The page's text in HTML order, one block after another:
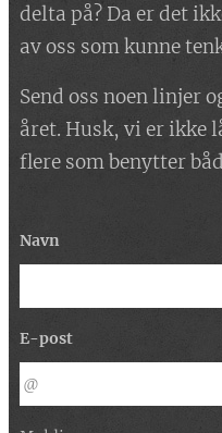
delta på? Da er det
av oss som kunne
Send oss noen linjer
året. Husk, vi er ikke
flere som benytter
Navn
E-post